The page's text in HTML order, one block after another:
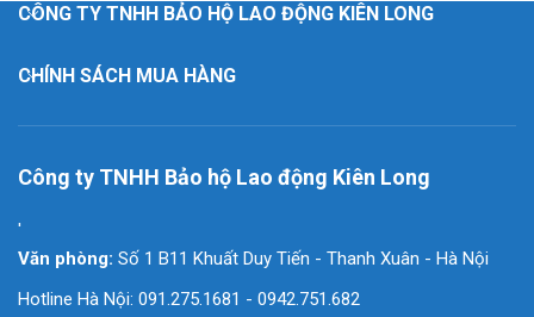
CÔNG TY TNHH BẢO HỘ LAO ĐỘNG KIÊN LONG
CHÍNH SÁCH MUA HÀNG
Công ty TNHH Bảo hộ Lao động Kiên Long
'
Văn phòng: Số 1 B11 Khuất Duy Tiến - Thanh Xuân - Hà Nội
Hotline Hà Nội: 091.275.1681 - 0942.751.682